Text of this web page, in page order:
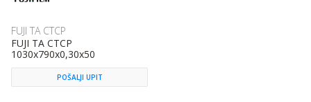
FUJI TA CTCP
FUJI TA CTCP
1030x790x0,30x50
POŠALJI UPIT